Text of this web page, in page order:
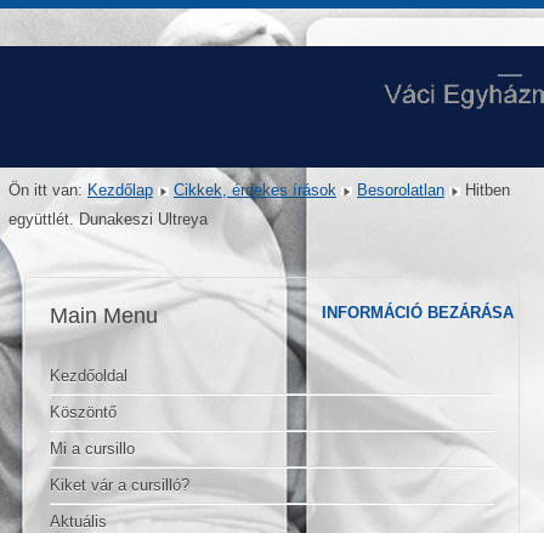
Ön itt van: Kezdőlap Cikkek, érdekes írások Besorolatlan
Hitben
együttlét. Dunakeszi Ultreya
Main Menu
Kezdőoldal
Köszöntő
Mi a cursillo
Kiket vár a cursilló?
Aktuális
INFORMÁCIÓ BEZÁRÁSA